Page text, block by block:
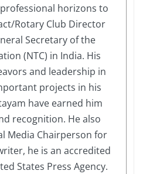
horizons to
Rotary Club Director
Secretary of the
(NTC) in India. His
and leadership in
projects in his
have earned him
recognition. He also
Media Chairperson for
he is an accredited
States Press Agency.